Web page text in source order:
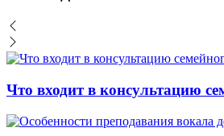
Что входит в консультацию